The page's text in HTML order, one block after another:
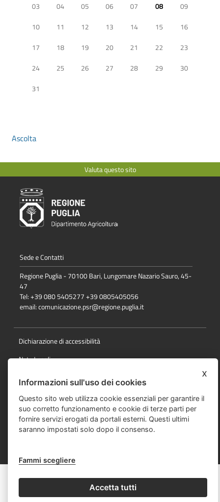
03
04 05 06 07 08
09
10
11 12 13 14 15
16
17
18 19 20 21 22
23
24
25 26 27 28 29
30
31
Ascolta
Valuta questo sito
Sede e Contatti
Regione Puglia - 70100 Bari, Lungomare Nazario Sauro, 45-
47
Tel: +39 080 5405277 +39 0805405056
email:comunicazione.psr@regione.puglia.it
Dichiarazione di accessibilità
Note Legali
Cookie e privacy
Responsabile della pubblicazione
Mappa del sito
x
Informazioni sull'uso dei cookies
Questo sito web utilizza cookie essenziali per garantire il
suo corretto funzionamento e cookie di terze parti per
fornire servizi erogati da portali esterni. Questi ultimi
saranno impostati solo dopo il consenso.
Fammi scegliere
Accetta tutti